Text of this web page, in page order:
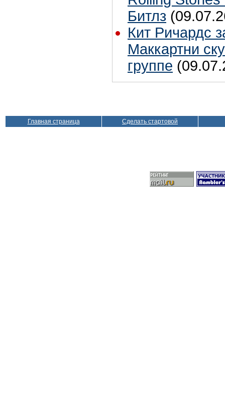
Битлз
Кит Ричардс
Маккартни
группе
Главная страница Сделать стартовой